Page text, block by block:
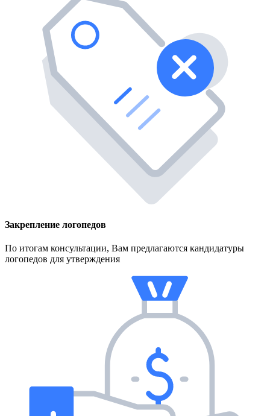
Закрепление логопедов
По итогам консультации, Вам предлагаются кандидатуры
логопедов для утверждения